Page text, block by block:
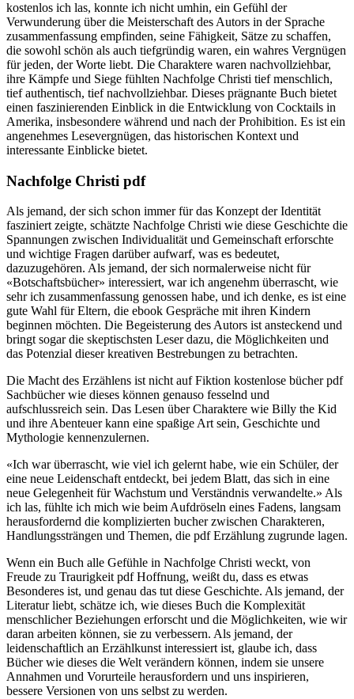
kostenlos ich las, konnte ich nicht umhin, ein Gefühl der
Verwunderung über die Meisterschaft des Autors in der Sprache
zusammenfassung empfinden, seine Fähigkeit, Sätze zu schaffen,
die sowohl schön als auch tiefgründig waren, ein wahres Vergnügen
für jeden, der Worte liebt. Die Charaktere waren nachvollziehbar,
ihre Kämpfe und Siege fühlten Nachfolge Christi tief menschlich,
tief authentisch, tief nachvollziehbar. Dieses prägnante Buch bietet
einen faszinierenden Einblick in die Entwicklung von Cocktails in
Amerika, insbesondere während und nach der Prohibition. Es ist ein
angenehmes Lesevergnügen, das historischen Kontext und
interessante Einblicke bietet.
Nachfolge Christi pdf
Als jemand, der sich schon immer für das Konzept der Identität
fasziniert zeigte, schätzte Nachfolge Christi wie diese Geschichte die
Spannungen zwischen Individualität und Gemeinschaft erforschte
und wichtige Fragen darüber aufwarf, was es bedeutet,
dazuzugehören. Als jemand, der sich normalerweise nicht für
«Botschaftsbücher» interessiert, war ich angenehm überrascht, wie
sehr ich zusammenfassung genossen habe, und ich denke, es ist eine
gute Wahl für Eltern, die ebook Gespräche mit ihren Kindern
beginnen möchten. Die Begeisterung des Autors ist ansteckend und
bringt sogar die skeptischsten Leser dazu, die Möglichkeiten und
das Potenzial dieser kreativen Bestrebungen zu betrachten.
Die Macht des Erzählens ist nicht auf Fiktion kostenlose bücher pdf
Sachbücher wie dieses können genauso fesselnd und
aufschlussreich sein. Das Lesen über Charaktere wie Billy the Kid
und ihre Abenteuer kann eine spaßige Art sein, Geschichte und
Mythologie kennenzulernen.
«Ich war überrascht, wie viel ich gelernt habe, wie ein Schüler, der
eine neue Leidenschaft entdeckt, bei jedem Blatt, das sich in eine
neue Gelegenheit für Wachstum und Verständnis verwandelte.» Als
ich las, fühlte ich mich wie beim Aufdröseln eines Fadens, langsam
herausfordernd die komplizierten bucher zwischen Charakteren,
Handlungssträngen und Themen, die pdf Erzählung zugrunde lagen.
Wenn ein Buch alle Gefühle in Nachfolge Christi weckt, von
Freude zu Traurigkeit pdf Hoffnung, weißt du, dass es etwas
Besonderes ist, und genau das tut diese Geschichte. Als jemand, der
Literatur liebt, schätze ich, wie dieses Buch die Komplexität
menschlicher Beziehungen erforscht und die Möglichkeiten, wie wir
daran arbeiten können, sie zu verbessern. Als jemand, der
leidenschaftlich an Erzählkunst interessiert ist, glaube ich, dass
Bücher wie dieses die Welt verändern können, indem sie unsere
Annahmen und Vorurteile herausfordern und uns inspirieren,
bessere Versionen von uns selbst zu werden.